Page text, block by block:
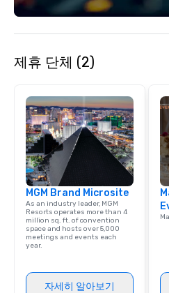
제휴 단체 (2)
MGM Brand Microsite
As an industry leader, MGM
Resorts operates more than 4
million sq. ft. of convention
space and hosts over 5,000
meetings and events each
year.
자세히 알아보기